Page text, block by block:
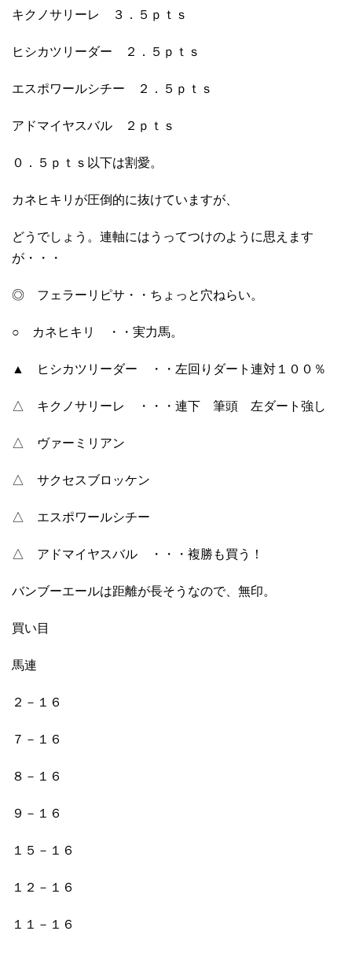
キクノサリーレ ３．５ｐｔｓ
ヒシカツリーダー ２．５ｐｔｓ
エスポワールシチー ２．５ｐｔｓ
アドマイヤスバル ２ｐｔｓ
０．５ｐｔｓ以下は割愛。
カネヒキリが圧倒的に抜けていますが、
どうでしょう。連軸にはうってつけのように思えます
が・・・
◎ フェラーリピサ・・ちょっと穴ねらい。
○ カネヒキリ ・・実力馬。
▲ ヒシカツリーダー ・・左回りダート連対１００％
△ キクノサリーレ ・・・連下 筆頭 左ダート強し
△ ヴァーミリアン
△ サクセスブロッケン
△ エスポワールシチー
△ アドマイヤスバル ・・・複勝も買う！
バンブーエールは距離が長そうなので、無印。
買い目
馬連
２－１６
７－１６
８－１６
９－１６
１５－１６
１２－１６
１１－１６